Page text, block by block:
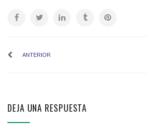
ANTERIOR
DEJA UNA RESPUESTA